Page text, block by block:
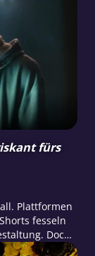
fürs
Plattformen
fesseln
Doch
unser